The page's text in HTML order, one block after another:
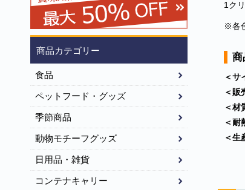
1ク
※各
商
＜サ
＜販
＜材
＜耐
＜生
商品カテゴリー
食品
ペットフード・グッズ
季節商品
動物モチーフグッズ
日用品・雑貨
コンテナキャリー